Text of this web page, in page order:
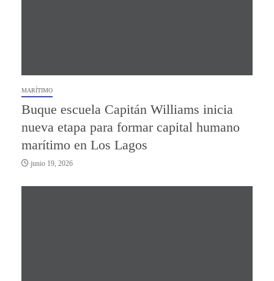
MARÍTIMO
Buque escuela Capitán Williams inicia
nueva etapa para formar capital humano
marítimo en Los Lagos
junio 19, 2026